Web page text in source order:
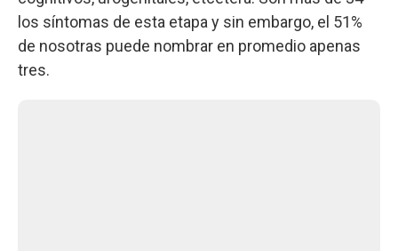
los síntomas de esta etapa y sin embargo, el 51%
de nosotras puede nombrar en promedio apenas
tres.